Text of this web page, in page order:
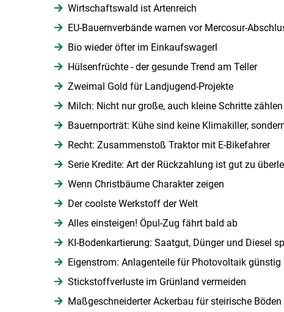
Wirtschaftswald ist Artenreich
EU-Bauernverbände warnen vor Mercosur-
Bio wieder öfter im Einkaufswagerl
Hülsenfrüchte - der gesunde Trend am Teller
Zweimal Gold für Landjugend-Projekte
Milch: Nicht nur große, auch kleine Schritte zählen
Bauernporträt: Kühe sind keine Klimakiller,
Recht: Zusammenstoß Traktor mit E-Bikefahrer
Serie Kredite: Art der Rückzahlung ist gut zu
Wenn Christbäume Charakter zeigen
Der coolste Werkstoff der Welt
Alles einsteigen! Öpul-Zug fährt bald ab
KI-Bodenkartierung: Saatgut, Dünger und Diesel
Eigenstrom: Anlagenteile für Photovoltaik günstig
Stickstoffverluste im Grünland vermeiden
Maßgeschneiderter Ackerbau für steirische Böden